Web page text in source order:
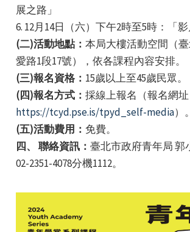
展之路」
6. 12月14日（六）下午2時至5時：「影
(二)活動地點： 本局大樓活動空間（
愛路1段17號），依各課程內容安排。
(三)報名資格： 15歲以上至45歲民眾。
(四)報名方式： 採線上報名（報名網址
https://tcyd.pse.is/tpyd_self-media）。
(五)活動費用： 免費。
四、 聯絡資訊： 臺北市政府青年局 郭
02-2351-4078分機1112。